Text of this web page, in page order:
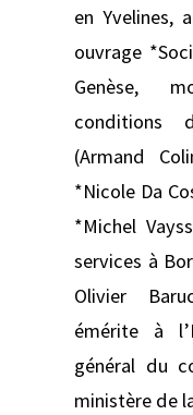
en Yvelines,
ouvrage
Genèse,
conditions
(Armand
*Nicole Da
*Michel
services à
Olivier
émérite à
général du
ministère de